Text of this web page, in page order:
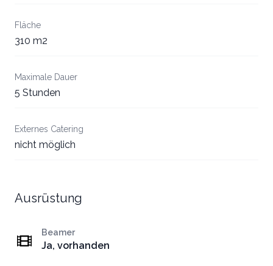
Fläche
310 m2
Maximale Dauer
5 Stunden
Externes Catering
nicht möglich
Ausrüstung
Beamer
Ja, vorhanden